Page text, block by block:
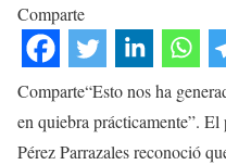
Comparte
Comparte“Esto nos ha
en quiebra prácticamente”.
Pérez Parrazales reconoció